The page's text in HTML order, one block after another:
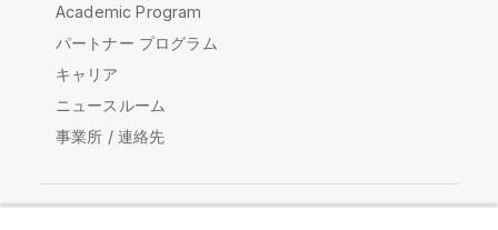
Academic Program
パートナー プログラム
キャリア
ニュースルーム
事業所 / 連絡先